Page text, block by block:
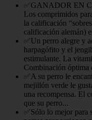
✅GANADOR EN
Los comprimidos
la calificación
calificación alemán)
✅Un perro alegre y
harpagófito y el
estimulante. La
Combinación óptima
✅A su perro le
mejillón verde le
una recompensa. El
que su perro...
✅Sólo lo mejor para